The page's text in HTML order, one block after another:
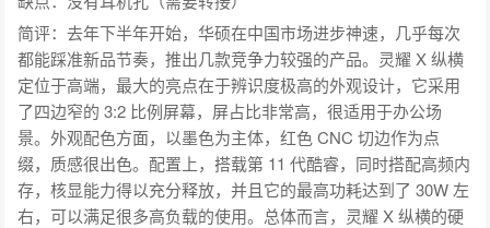
简评：去年下半年开始，华硕在中国市场进步神速，几乎每次
都能踩准新品节奏，推出几款竞争力较强的产品。灵耀 X 纵横
定位于高端，最大的亮点在于辨识度极高的外观设计，它采用
了四边窄的 3:2 比例屏幕，屏占比非常高，很适用于办公场
景。外观配色方面，以墨色为主体，红色 CNC 切边作为点
缀，质感很出色。配置上，搭载第 11 代酷睿，同时搭配高频内
存，核显能力得以充分释放，并且它的最高功耗达到了 30W 左
右，可以满足很多高负载的使用。总体而言，灵耀 X 纵横的硬